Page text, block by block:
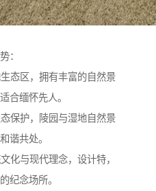
：
态区，拥有丰富的自然景
合缅怀先人。
保护，陵园与湿地自然景
谐共处。
化与现代理念，设计特，
纪念场所。